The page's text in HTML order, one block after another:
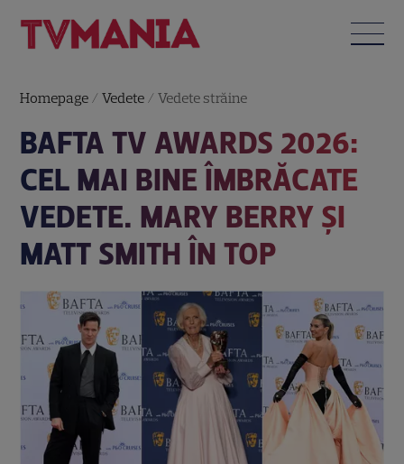
Homepage /Vedete /Vedete străine
BAFTA TV AWARDS 2026:
CEL MAI BINE ÎMBRĂCATE
VEDETE. MARY BERRY ȘI
MATT SMITH ÎN TOP